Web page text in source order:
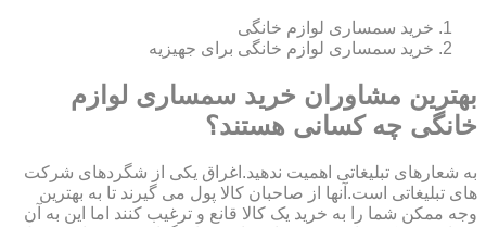
خرید سمساری لوازم خانگی
خرید سمساری لوازم خانگی برای جهیزیه
بهترین مشاوران خرید سمساری لوازم
خانگی چه کسانی هستند؟
به شعارهای تبلیغاتی اهمیت ندهید.اغراق یکی از شگردهای شرکت
های تبلیغاتی است.آنها از صاحبان کالا پول می گیرند تا به بهترین
وجه ممکن شما را به خرید یک کالا قانع و ترغیب کنند اما این به آن